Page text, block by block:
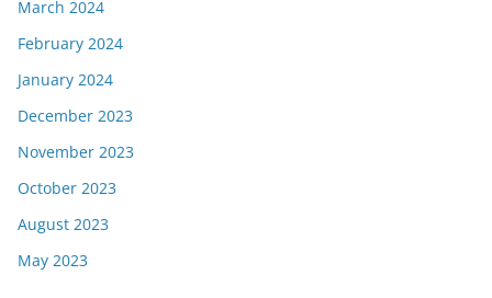
March 2024
February 2024
January 2024
December 2023
November 2023
October 2023
August 2023
May 2023